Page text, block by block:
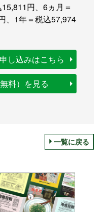
円、6ヵ月＝
、1年＝税込57,974
し込みはこちら
料）を見る
一覧に戻る